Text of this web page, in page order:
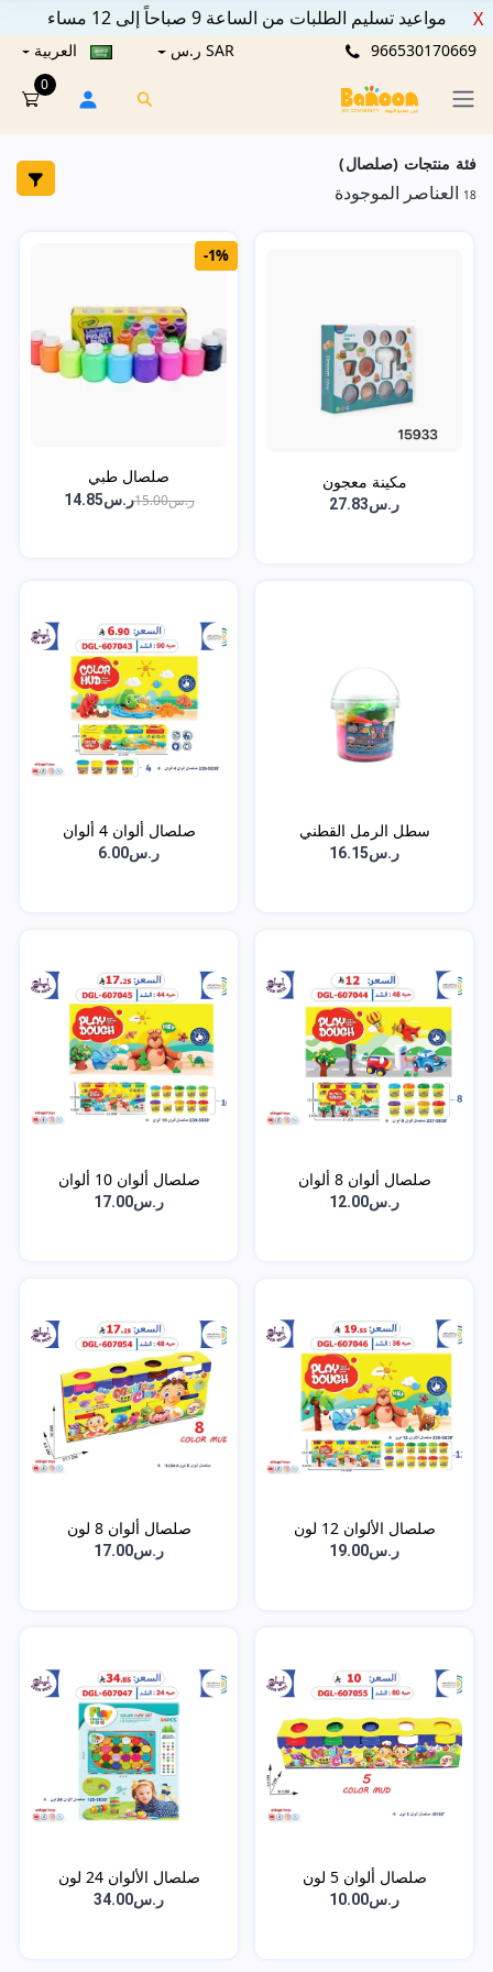
مواعيد تسليم الطلبات من الساعة 9 صباحاً إلى 12 مساء X
966530170669 SAR ر.س العربية
0
فئة منتجات (صلصال)
18 العناصر الموجودة
مكينة معجون
ر.س27.83
-1%
صلصال طبي
ر.س15.00 ر.س14.85
سطل الرمل القطني
ر.س16.15
صلصال ألوان 4 ألوان
ر.س6.00
صلصال ألوان 8 ألوان
ر.س12.00
صلصال ألوان 10 ألوان
ر.س17.00
صلصال الألوان 12 لون
ر.س19.00
صلصال ألوان 8 لون
ر.س17.00
صلصال ألوان 5 لون
ر.س10.00
صلصال الألوان 24 لون
ر.س34.00